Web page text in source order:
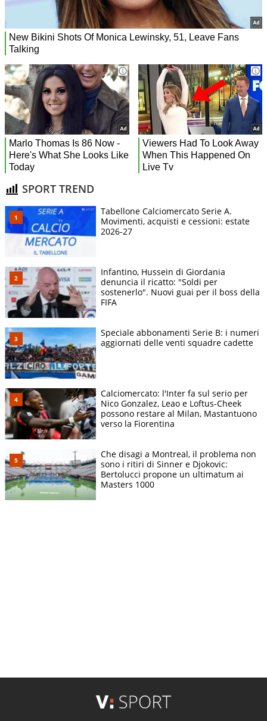
SPORT TREND
Tabellone Calciomercato Serie A.
Movimenti, acquisti e cessioni: estate
2026-27
Infantino, Hussein di Giordania
denuncia il ricatto: "Soldi per
sostenerlo". Nuovi guai per il boss della
FIFA
Speciale abbonamenti Serie B: i numeri
aggiornati delle venti squadre cadette
Calciomercato: l'Inter fa sul serio per
Nico Gonzalez, Leao e Loftus-Cheek
possono restare al Milan, Mastantuono
verso la Fiorentina
Che disagi a Montreal, il problema non
sono i ritiri di Sinner e Djokovic:
Bertolucci propone un ultimatum ai
Masters 1000